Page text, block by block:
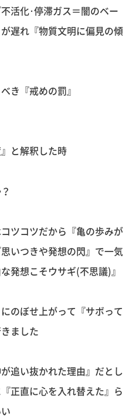
活化･停滞ガス＝闇のベー
遅れ『物質文明に偏見の傾
き『戒めの罰』
と解釈した時
ツコツだから『亀の歩みが
いつきや発想の閃』で一気
発想こそウサギ(不思議)』
のぼせ上がって『サボって
ました
追い抜かれた理由』だとし
正直に心を入れ替えた』ら